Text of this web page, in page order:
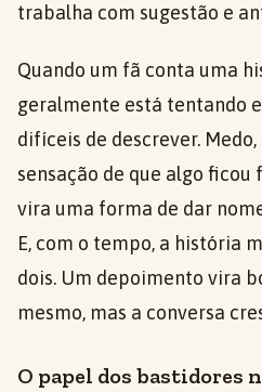
trabalha com sugestão e
Quando um fã conta uma
geralmente está tentando
difíceis de descrever.
sensação de que algo ficou
vira uma forma de dar
E, com o tempo, a história
dois. Um depoimento vira
mesmo, mas a conversa
O papel dos bastidores